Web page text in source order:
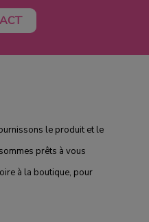
le produit et le
prêts à vous
à la boutique, pour